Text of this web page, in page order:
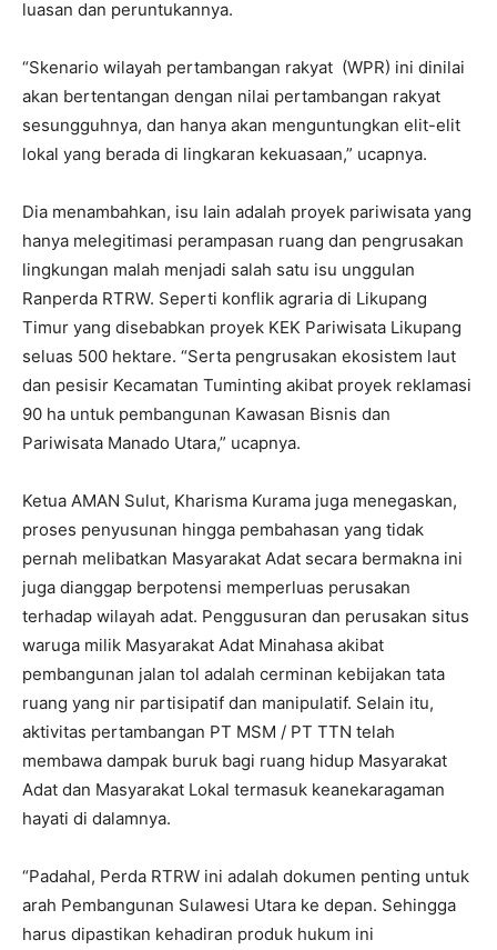
luasan dan peruntukannya.
“Skenario wilayah pertambangan rakyat (WPR) ini dinilai
akan bertentangan dengan nilai pertambangan rakyat
sesungguhnya, dan hanya akan menguntungkan elit-elit
lokal yang berada di lingkaran kekuasaan,” ucapnya.
Dia menambahkan, isu lain adalah proyek pariwisata yang
hanya melegitimasi perampasan ruang dan pengrusakan
lingkungan malah menjadi salah satu isu unggulan
Ranperda RTRW. Seperti konflik agraria di Likupang
Timur yang disebabkan proyek KEK Pariwisata Likupang
seluas 500 hektare. “Serta pengrusakan ekosistem laut
dan pesisir Kecamatan Tuminting akibat proyek reklamasi
90 ha untuk pembangunan Kawasan Bisnis dan
Pariwisata Manado Utara,” ucapnya.
Ketua AMAN Sulut, Kharisma Kurama juga menegaskan,
proses penyusunan hingga pembahasan yang tidak
pernah melibatkan Masyarakat Adat secara bermakna ini
juga dianggap berpotensi memperluas perusakan
terhadap wilayah adat. Penggusuran dan perusakan situs
waruga milik Masyarakat Adat Minahasa akibat
pembangunan jalan tol adalah cerminan kebijakan tata
ruang yang nir partisipatif dan manipulatif. Selain itu,
aktivitas pertambangan PT MSM / PT TTN telah
membawa dampak buruk bagi ruang hidup Masyarakat
Adat dan Masyarakat Lokal termasuk keanekaragaman
hayati di dalamnya.
“Padahal, Perda RTRW ini adalah dokumen penting untuk
arah Pembangunan Sulawesi Utara ke depan. Sehingga
harus dipastikan kehadiran produk hukum ini